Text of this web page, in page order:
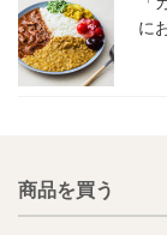
に
商品を買う